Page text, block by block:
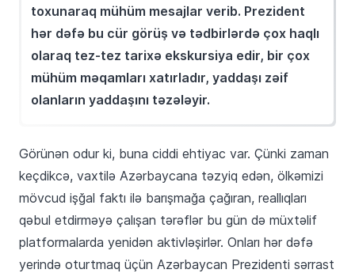
toxunaraq mühüm mesajlar verib. Prezident
hər dəfə bu cür görüş və tədbirlərdə çox haqlı
olaraq tez-tez tarixə ekskursiya edir, bir çox
mühüm məqamları xatırladır, yaddaşı zəif
olanların yaddaşını təzələyir.
Görünən odur ki, buna ciddi ehtiyac var. Çünki zaman
keçdikcə, vaxtilə Azərbaycana təzyiq edən, ölkəmizi
mövcud işğal faktı ilə barışmağa çağıran, reallıqları
qəbul etdirməyə çalışan tərəflər bu gün də müxtəlif
platformalarda yenidən aktivləşirlər. Onları hər dəfə
yerində oturtmaq üçün Azərbaycan Prezidenti sərrast